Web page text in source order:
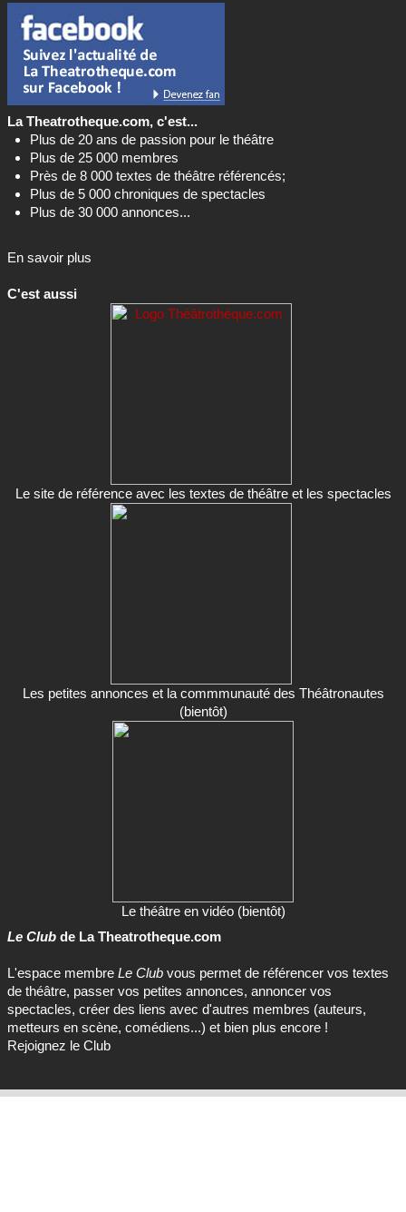
La Theatrotheque.com, c'est...
Plus de 20 ans de passion pour le théâtre
Plus de 25 000 membres
Près de 8 000 textes de théâtre référencés;
Plus de 5 000 chroniques de spectacles
Plus de 30 000 annonces...
En savoir plus
C'est aussi
Le site de référence avec les textes de théâtre et les spectacles
Les petites annonces et la commmunauté des Théâtronautes
(bientôt)
Le théâtre en vidéo (bientôt)
Le Club de La Theatrotheque.com
L'espace membre Le Club vous permet de référencer vos textes
de théâtre, passer vos petites annonces, annoncer vos
spectacles, créer des liens avec d'autres membres (auteurs,
metteurs en scène, comédiens...) et bien plus encore !
Rejoignez le Club